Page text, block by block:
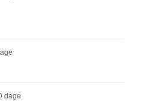
dage